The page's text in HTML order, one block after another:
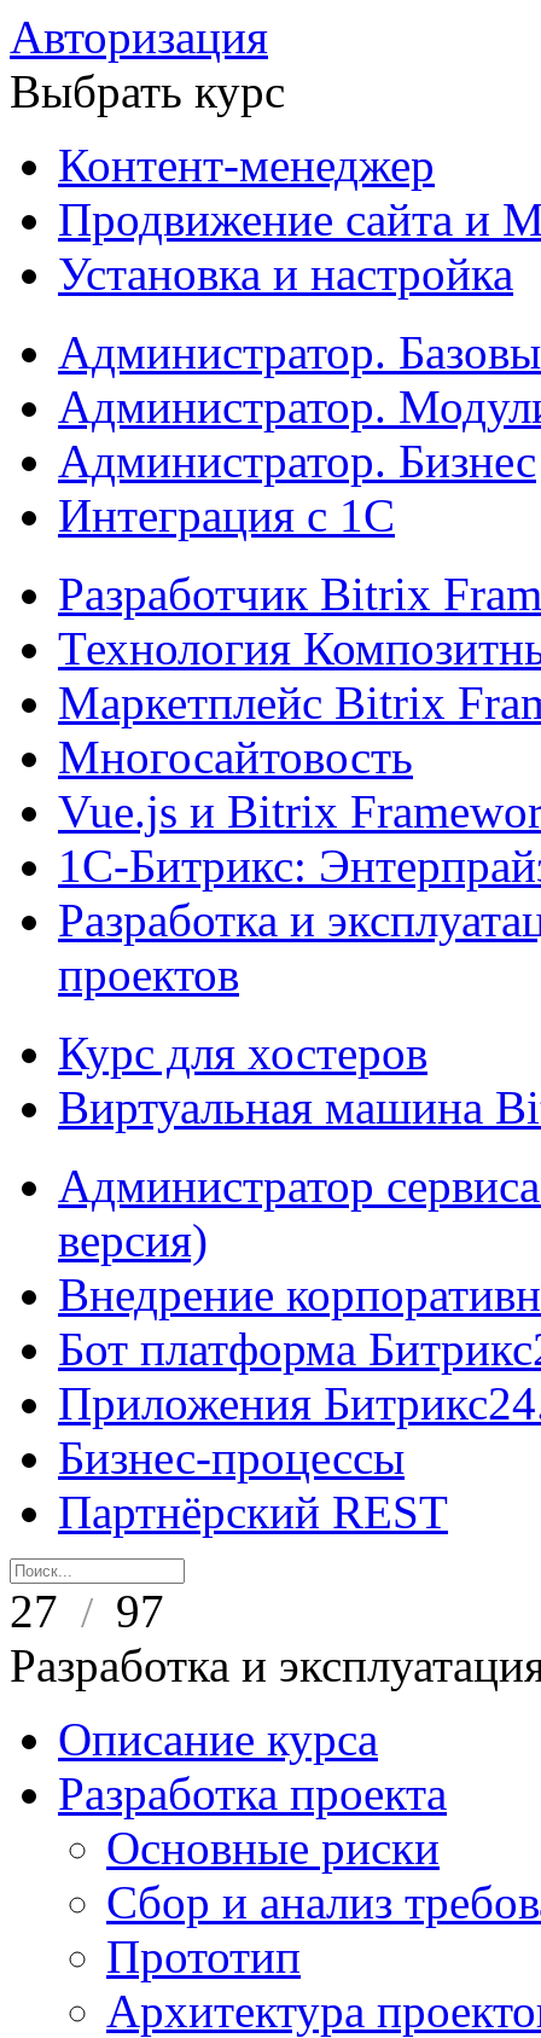
Авторизация
Выбрать курс
Контент-менеджер
Продвижение сайта и
Установка и настройка
Администратор.
Администратор.
Администратор. Бизнес
Интеграция с 1С
Разработчик Bitrix
Технология
Маркетплейс Bitrix
Многосайтовость
Vue.js и Bitrix
1С-Битрикс:
Разработка и
проектов
Курс для хостеров
Виртуальная машина
Администратор
версия)
Внедрение
Бот платформа
Приложения
Бизнес-процессы
Партнёрский REST
27 / 97
Разработка и
Описание курса
Разработка проекта
Основные риски
Сбор и анализ
Прототип
Архитектура